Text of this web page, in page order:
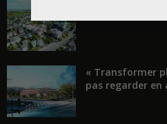
« Transformer
pas regarder en